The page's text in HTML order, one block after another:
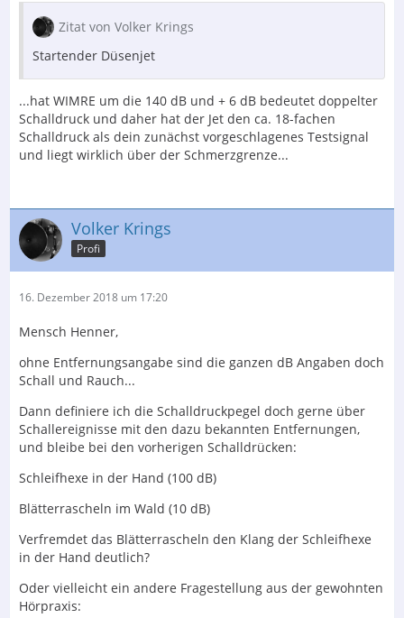
Zitat von Volker Krings
Startender Düsenjet
...hat WIMRE um die 140 dB und + 6 dB bedeutet doppelter
Schalldruck und daher hat der Jet den ca. 18-fachen
Schalldruck als dein zunächst vorgeschlagenes Testsignal
und liegt wirklich über der Schmerzgrenze...
Volker Krings
Profi
16. Dezember 2018 um 17:20
Mensch Henner,
ohne Entfernungsangabe sind die ganzen dB Angaben doch
Schall und Rauch...
Dann definiere ich die Schalldruckpegel doch gerne über
Schallereignisse mit den dazu bekannten Entfernungen,
und bleibe bei den vorherigen Schalldrücken:
Schleifhexe in der Hand (100 dB)
Blätterrascheln im Wald (10 dB)
Verfremdet das Blätterrascheln den Klang der Schleifhexe
in der Hand deutlich?
Oder vielleicht ein andere Fragestellung aus der gewohnten
Hörpraxis: